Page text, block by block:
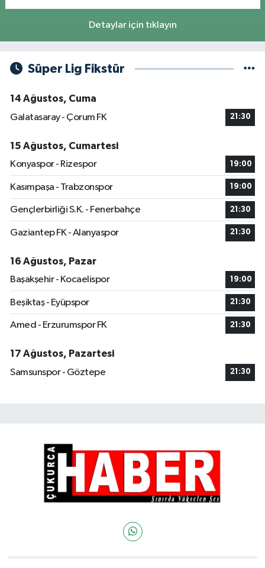
Detaylar için tıklayın
Süper Lig Fikstür
14 Ağustos, Cuma
Galatasaray - Çorum FK
21:30
15 Ağustos, Cumartesi
Konyaspor - Rizespor
19:00
Kasımpaşa - Trabzonspor 19:00
Gençlerbirliği S.K. - Fenerbahçe 21:30
Gaziantep FK - Alanyaspor 21:30
16 Ağustos, Pazar
Başakşehir - Kocaelispor
19:00
Beşiktaş - Eyüpspor 21:30
Amed - Erzurumspor FK 21:30
17 Ağustos, Pazartesi
Samsunspor - Göztepe
21:30